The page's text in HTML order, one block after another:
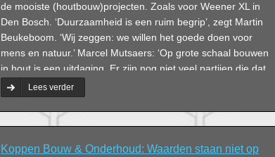
de mooiste (houtbouw)projecten. Zoals voor Weener XL in
Den Bosch. ‘Duurzaamheid is een ruim begrip’, zegt Martin
Beukeboom. ‘Wij zeggen: we willen het goede doen voor
mens en natuur.’ Marcel Mutsaers: ‘Op grote schaal bouwen
in hout is een uitdaging. Er zijn nog niet veel partijen die dat
doen.’
Lees verder
Koppen Bouw & Onderhoud: Waarden staan niet op